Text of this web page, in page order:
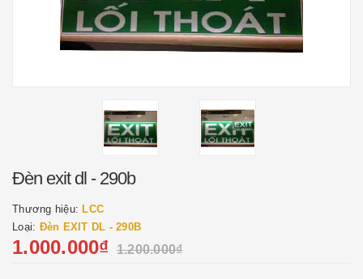
Đèn exit dl - 290b
Thương hiệu: LCC
Loại: Đèn EXIT DL - 290B
1.000.000₫ 1.200.000₫